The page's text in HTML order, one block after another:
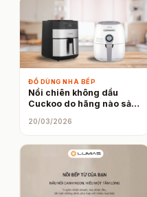
ĐỒ DÙNG NHÀ BẾP
Nồi chiên không dầu
Cuckoo do hãng nào sản
không dầu của Cuckoo
có gì đặc biệt không?
20/03/2026